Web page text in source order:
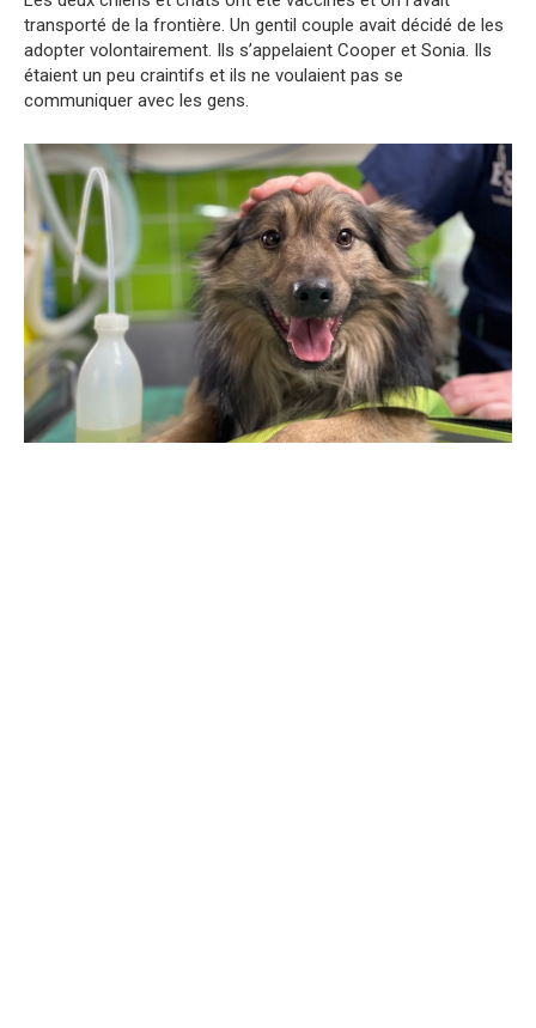
transporté de la frontière. Un gentil couple avait décidé de les
adopter volontairement. Ils s’appelaient Cooper et Sonia. Ils
étaient un peu craintifs et ils ne voulaient pas se
communiquer avec les gens.